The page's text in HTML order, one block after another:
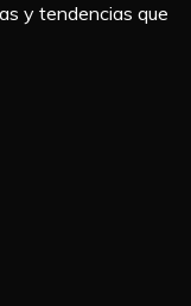
y tendencias que